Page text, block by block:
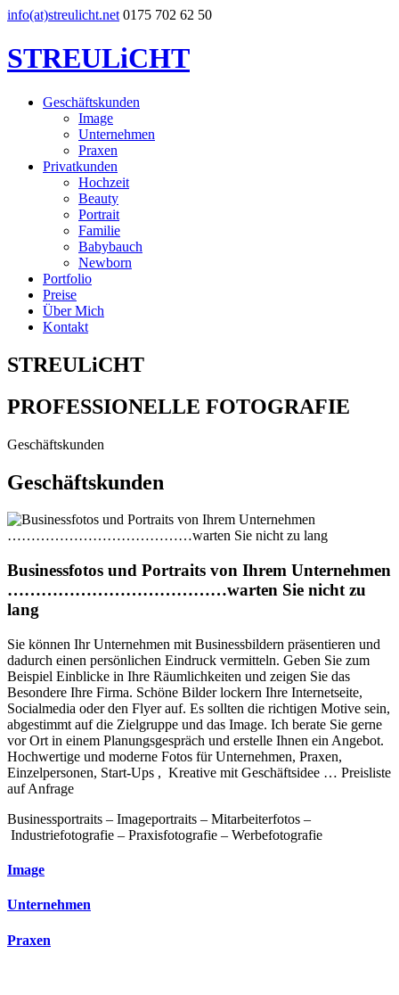
info(at)streulicht.net 0175 702 62 50
STREULiCHT
Geschäftskunden
Image
Unternehmen
Praxen
Privatkunden
Hochzeit
Beauty
Portrait
Familie
Babybauch
Newborn
Portfolio
Preise
Über Mich
Kontakt
STREULiCHT
PROFESSIONELLE FOTOGRAFIE
Geschäftskunden
Geschäftskunden
Businessfotos und Portraits von Ihrem Unternehmen
…………………………………warten Sie nicht zu
lang
Sie können Ihr Unternehmen mit Businessbildern präsentieren und
dadurch einen persönlichen Eindruck vermitteln. Geben Sie zum
Beispiel Einblicke in Ihre Räumlichkeiten und zeigen Sie das
Besondere Ihre Firma. Schöne Bilder lockern Ihre Internetseite,
Socialmedia oder den Flyer auf. Es sollten die richtigen Motive sein,
abgestimmt auf die Zielgruppe und das Image. Ich berate Sie gerne
vor Ort in einem Planungsgespräch und erstelle Ihnen ein Angebot.
Hochwertige und moderne Fotos für Unternehmen, Praxen,
Einzelpersonen, Start-Ups , Kreative mit Geschäftsidee … Preisliste
auf Anfrage
Businessportraits – Imageportraits – Mitarbeiterfotos –
Industriefotografie – Praxisfotografie – Werbefotografie
Image
Unternehmen
Praxen